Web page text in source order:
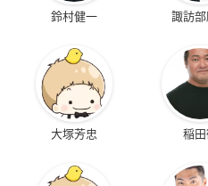
鈴村健一 諏訪
大塚芳忠 稲